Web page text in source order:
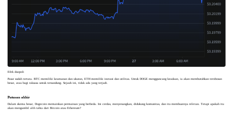
Efek duopoli
Pasar sudah tertata. BTC memiliki keamanan dan ukuran, ETH memiliki inovasi dan utilitas. Untuk DOGE mengguncang keadaan, ia akan membutuhkan terobosan
besar, atau bagi raksasa untuk tersandung. Sejauh ini, tidak ada yang terjadi.
Putusan akhir
Dalam skema besar, Dogecoin memainkan permainan yang berbeda. Ini cerdas, menyenangkan, didukung komunitas, dan itu membuatnya relevan. Tetapi apakah itu
akan mengambil alih tahta dari Bitcoin atau Ethereum?